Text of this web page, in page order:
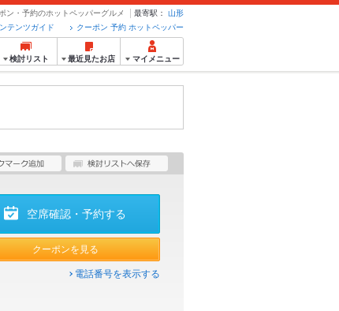
ン・予約のホットペッパーグルメ 最寄駅：
山形
クーポン 予約 ホットペッパー
テンツガイド
検討リスト 最近見たお店 マイメニュー
空席確認・予約する
クーポンを見る
電話番号を表示する